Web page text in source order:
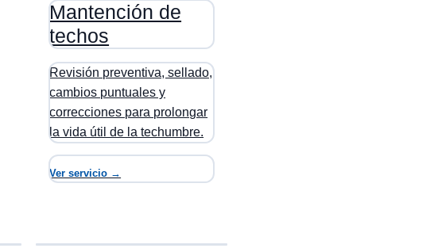
Mantención de
techos
Revisión preventiva, sellado,
cambios puntuales y
correcciones para prolongar
la vida útil de la techumbre.
Ver servicio →